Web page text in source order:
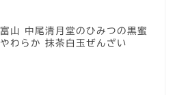
富山 中尾清月堂のひみつの黒蜜
やわらか 抹茶白玉ぜんざい